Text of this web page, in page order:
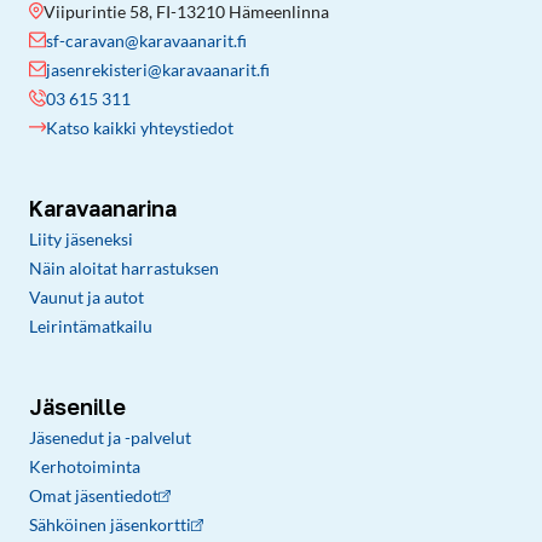
Viipurintie 58, FI-13210 Hämeenlinna
sf-caravan@karavaanarit.fi
jasenrekisteri@karavaanarit.fi
03 615 311
Katso kaikki yhteystiedot
Karavaanarina
Liity jäseneksi
Näin aloitat harrastuksen
Vaunut ja autot
Leirintämatkailu
Jäsenille
Jäsenedut ja -palvelut
Kerhotoiminta
Omat jäsentiedot
Sähköinen jäsenkortti